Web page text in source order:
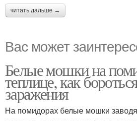
читать дальше →
Вас может
Белые мошки на
теплице, как
заражения
На помидорах белые мошки